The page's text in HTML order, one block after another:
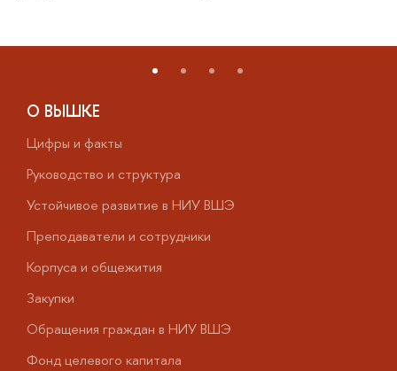
О ВЫШКЕ
Цифры и факты
Руководство и структура
Устойчивое развитие в НИУ ВШЭ
Преподаватели и сотрудники
Корпуса и общежития
Закупки
Обращения граждан в НИУ ВШЭ
Фонд целевого капитала